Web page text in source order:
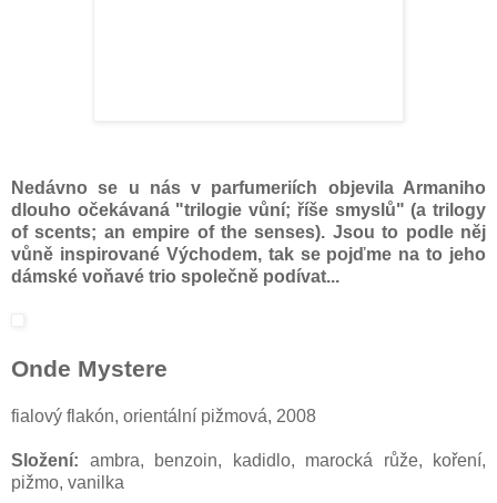
Nedávno se u nás v parfumeriích objevila Armaniho
dlouho očekávaná "trilogie vůní; říše smyslů" (a trilogy
of scents; an empire of the senses). Jsou to podle něj
vůně inspirované Východem, tak se pojďme na to jeho
dámské voňavé trio společně podívat...
Onde Mystere
fialový flakón, orientální pižmová, 2008
Složení: ambra, benzoin, kadidlo, marocká růže, koření,
pižmo, vanilka